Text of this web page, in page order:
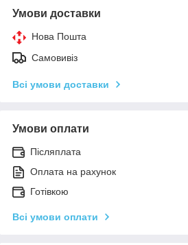
Умови доставки
Нова Пошта
Самовивіз
Всі умови доставки
Умови оплати
Післяплата
Оплата на рахунок
Готівкою
Всі умови оплати